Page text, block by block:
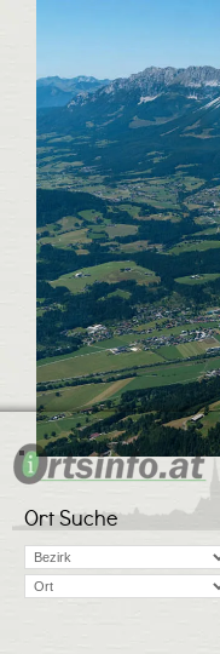
Ort Suche